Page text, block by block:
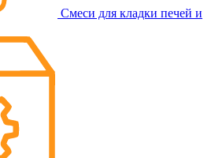
Смеси для кладки печей и